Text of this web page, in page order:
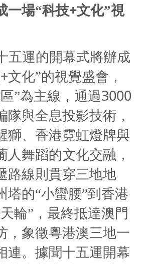
一場“科技+文化”視
五運的開幕式將辦成
+文化”的視覺盛會，
”為主線，通過3000
隊與全息投影技術，
獅、香港霓虹燈牌與
人舞蹈的文化交融，
路線則貫穿三地地
塔的“小蠻腰”到香港
輪”，最終抵達澳門
，象徵粵港澳三地一
連。據聞十五運開幕